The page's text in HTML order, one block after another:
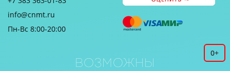
info@cnmt.ru
Пн-Вс 8:00-20:00
0+
Возможны